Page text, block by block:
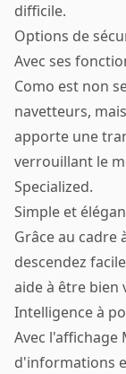
difficile.
Options de
Avec ses
Como est non
navetteurs,
apporte une
verrouillant le
Specialized.
Simple et
Grâce au cadre
descendez
aide à être bien
Intelligence à
Avec l'affichage
d'informations